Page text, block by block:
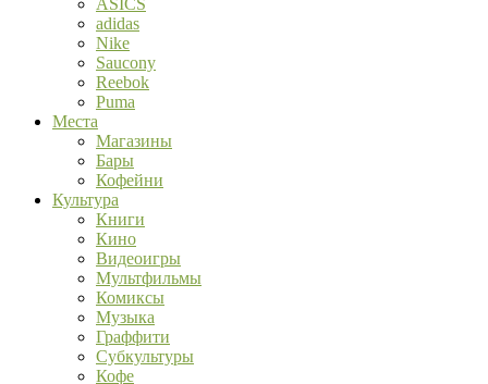
ASICS
adidas
Nike
Saucony
Reebok
Puma
Места
Магазины
Бары
Кофейни
Культура
Книги
Кино
Видеоигры
Мультфильмы
Комиксы
Музыка
Граффити
Субкультуры
Кофе